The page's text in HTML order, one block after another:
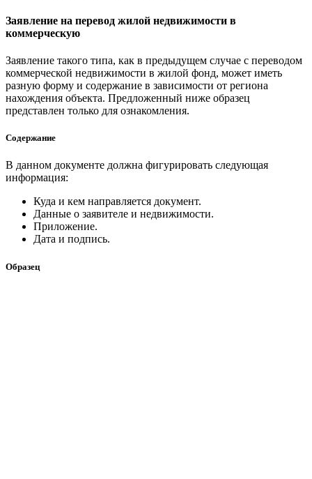
Заявление на перевод жилой недвижимости в
коммерческую
Заявление такого типа, как в предыдущем случае с переводом
коммерческой недвижимости в жилой фонд, может иметь
разную форму и содержание в зависимости от региона
нахождения объекта. Предложенный ниже образец
представлен только для ознакомления.
Содержание
В данном документе должна фигурировать следующая
информация:
Куда и кем направляется документ.
Данные о заявителе и недвижимости.
Приложение.
Дата и подпись.
Образец